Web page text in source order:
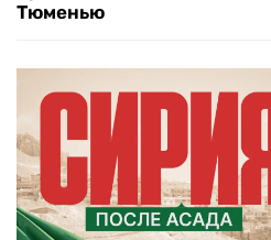
Тюменью